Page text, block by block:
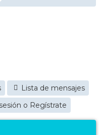
Lista de mensajes
o Regístrate